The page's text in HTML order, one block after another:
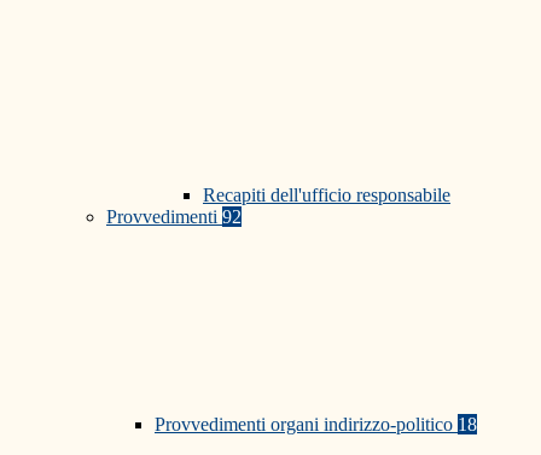
Recapiti dell'ufficio responsabile
Provvedimenti 92
Provvedimenti organi indirizzo-politico 18